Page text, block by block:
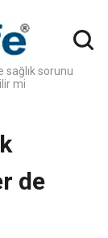
sağlık sorunu
mi
de